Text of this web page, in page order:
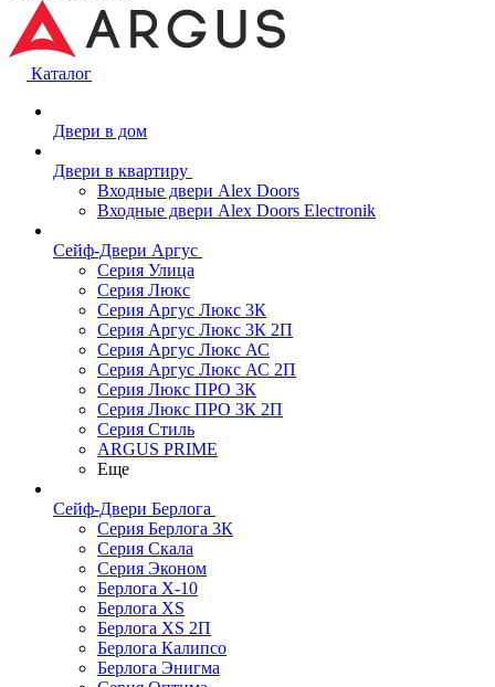
Каталог
Двери в дом
Двери в квартиру
Входные двери Alex Doors
Входные двери Alex Doors Electronik
Сейф-Двери Аргус
Серия Улица
Серия Люкс
Серия Аргус Люкс 3К
Серия Аргус Люкс 3К 2П
Серия Аргус Люкс АС
Серия Аргус Люкс АС 2П
Серия Люкс ПРО 3К
Серия Люкс ПРО 3К 2П
Серия Стиль
ARGUS PRIME
Еще
Сейф-Двери Берлога
Серия Берлога 3К
Серия Скала
Серия Эконом
Берлога X-10
Берлога XS
Берлога XS 2П
Берлога Калипсо
Берлога Энигма